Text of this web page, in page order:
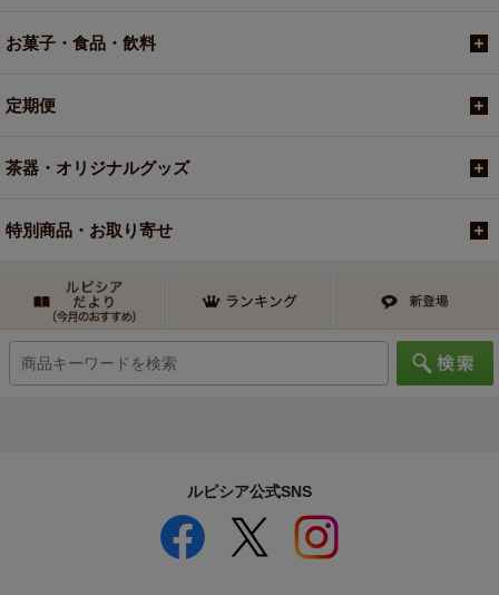
お菓子・食品・飲料
定期便
茶器・オリジナルグッズ
特別商品・お取り寄せ
ルピシア公式SNS